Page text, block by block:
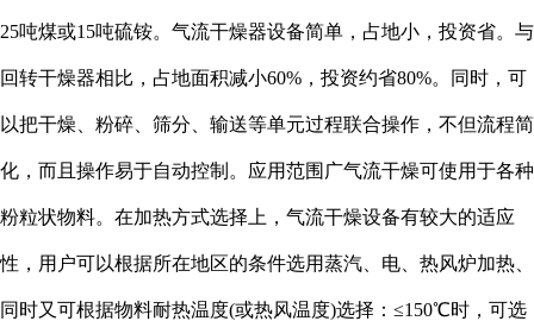
25吨煤或15吨硫铵。气流干燥器设备简单，占地小，投资省。与
回转干燥器相比，占地面积减小60%，投资约省80%。同时，可
以把干燥、粉碎、筛分、输送等单元过程联合操作，不但流程简
化，而且操作易于自动控制。应用范围广气流干燥可使用于各种
粉粒状物料。在加热方式选择上，气流干燥设备有较大的适应
性，用户可以根据所在地区的条件选用蒸汽、电、热风炉加热、
同时又可根据物料耐热温度(或热风温度)选择：≤150℃时，可选